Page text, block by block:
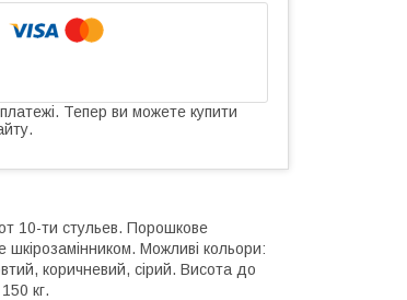
Тепер ви можете купити
10-ти стульев. Порошкове
шкірозамінником. Можливі кольори:
коричневий, сірий. Висота до
кг.